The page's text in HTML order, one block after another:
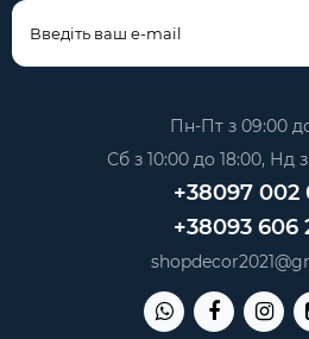
Пн-Пт з 09:00
Сб з 10:00 до 18:00, Нд
+38097 002
+38093 606